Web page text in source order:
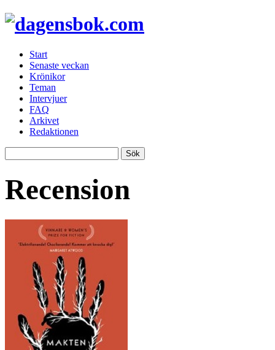
Start
Senaste veckan
Krönikor
Teman
Intervjuer
FAQ
Arkivet
Redaktionen
Recension